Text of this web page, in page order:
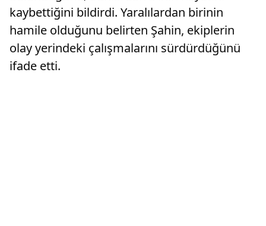
kaybettiğini bildirdi. Yaralılardan birinin
hamile olduğunu belirten Şahin, ekiplerin
olay yerindeki çalışmalarını sürdürdüğünü
ifade etti.